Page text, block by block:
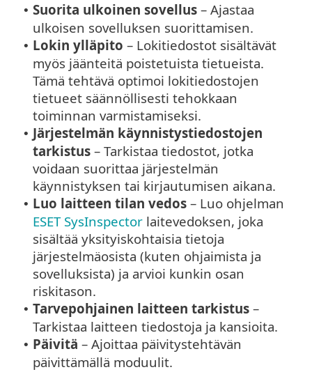
• Suorita ulkoinen sovellus – Ajastaa
ulkoisen sovelluksen suorittamisen.
• Lokin ylläpito – Lokitiedostot sisältävät
myös jäänteitä poistetuista tietueista.
Tämä tehtävä optimoi lokitiedostojen
tietueet säännöllisesti tehokkaan
toiminnan varmistamiseksi.
• Järjestelmän käynnistystiedostojen
tarkistus – Tarkistaa tiedostot, jotka
voidaan suorittaa järjestelmän
käynnistyksen tai kirjautumisen aikana.
• Luo laitteen tilan vedos – Luo ohjelman
ESET SysInspector laitevedoksen, joka
sisältää yksityiskohtaisia tietoja
järjestelmäosista (kuten ohjaimista ja
sovelluksista) ja arvioi kunkin osan
riskitason.
• Tarvepohjainen laitteen tarkistus –
Tarkistaa laitteen tiedostoja ja kansioita.
• Päivitä – Ajoittaa päivitystehtävän
päivittämällä moduulit.